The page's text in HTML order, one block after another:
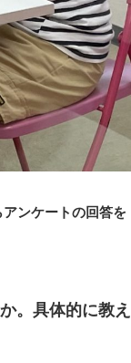
ンケートの回答を
。具体的に教え